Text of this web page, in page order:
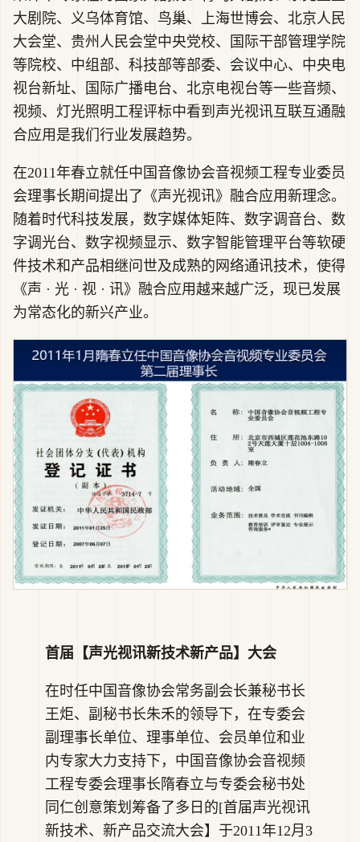
大剧院、义乌体育馆、鸟巢、上海世博会、北京人民
大会堂、贵州人民会堂中央党校、国际干部管理学院
等院校、中组部、科技部等部委、会议中心、中央电
视台新址、国际广播电台、北京电视台等一些音频、
视频、灯光照明工程评标中看到声光视讯互联互通融
合应用是我们行业发展趋势。
在2011年春立就任中国音像协会音视频工程专业委员
会理事长期间提出了《声光视讯》融合应用新理念。
随着时代科技发展，数字媒体矩阵、数字调音台、数
字调光台、数字视频显示、数字智能管理平台等软硬
件技术和产品相继问世及成熟的网络通讯技术，使得
《声 · 光 · 视 · 讯》融合应用越来越广泛，现已发展
为常态化的新兴产业。
首届【声光视讯新技术新产品】大会
在时任中国音像协会常务副会长兼秘书长
王炬、副秘书长朱禾的领导下，在专委会
副理事长单位、理事单位、会员单位和业
内专家大力支持下，中国音像协会音视频
工程专委会理事长隋春立与专委会秘书处
同仁创意策划筹备了多日的[首届声光视讯
新技术、新产品交流大会】于2011年12月3